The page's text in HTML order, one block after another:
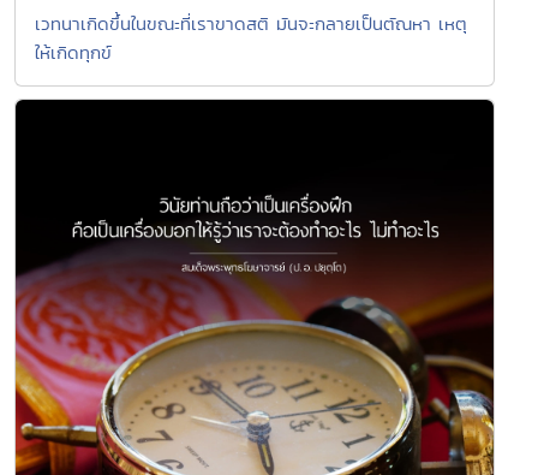
เวทนาเกิดขึ้นในขณะที่เราขาดสติ มันจะกลายเป็นตัณหา เหตุ
ให้เกิดทุกข์